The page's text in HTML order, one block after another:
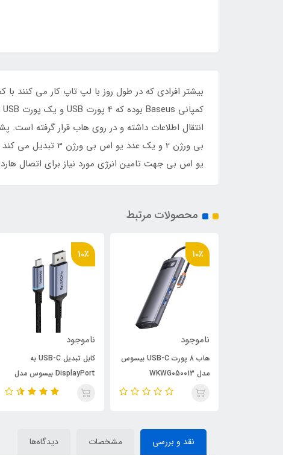
یو اس بی جهت تامین انرژی مورد نیاز برای اتصال هارد دیسک 4 ترابایتی اکسترنال، درنظر
محصولات مرتبط
10٪
ناموجود
هاب 8 پورت USB-C بیسوس
مدل WKWG050013
10٪
ناموجود
کابل تبدیل USB-C به
DisplayPort بیسوس مدل
BS-OH139 طول 1.5 متر
نقد و بررسی مشخصات دیدگاه‌ها